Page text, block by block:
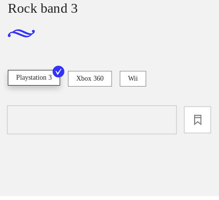
Rock band 3
Playstation 3 Xbox 360 Wii